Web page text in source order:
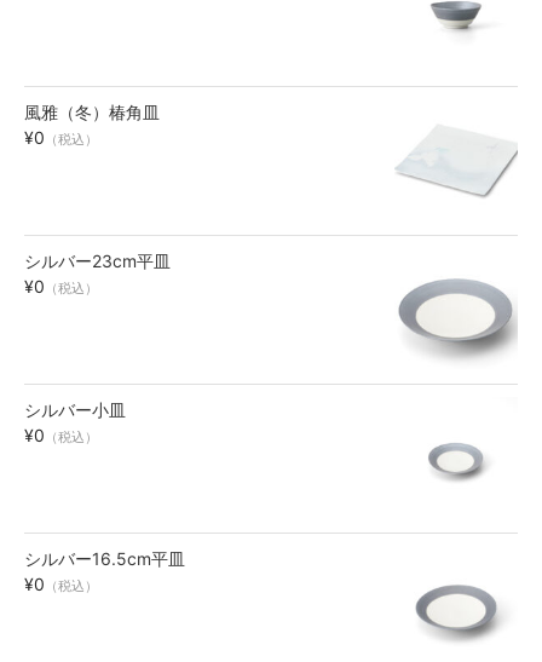
お買い物ガイド
SHOPPING GUIDE
風雅（冬）椿角皿
¥0 （税込）
シルバー23cm平皿
¥0 （税込）
シルバー小皿
¥0 （税込）
シルバー16.5cm平皿
¥0 （税込）